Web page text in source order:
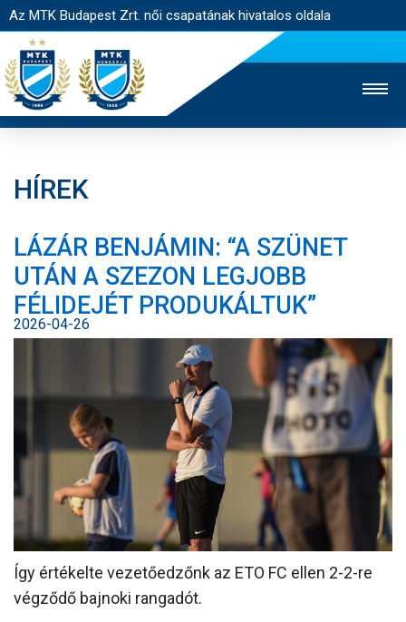
Az MTK Budapest Zrt. női csapatának hivatalos oldala
JEGYÉRTÉKESÍTÉS
WEBSHOP
STADION
EGYESÜLET
KAPCSOLAT
NYITÓLAP
HÍREK
CSAPAT
MÉRKŐZÉSEK
JELENTKEZÉS
KLUB
GALÉRIA
SZURKOLÓI ÉLMÉNYEK
HÍREK
LÁZÁR BENJÁMIN: “A SZÜNET
UTÁN A SZEZON LEGJOBB
FÉLIDEJÉT PRODUKÁLTUK”
2026-04-26
Így értékelte vezetőedzőnk az ETO FC ellen 2-2-re
végződő bajnoki rangadót.